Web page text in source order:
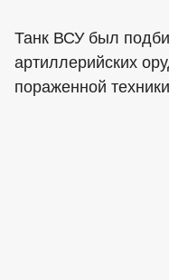
Танк ВСУ был
артиллерийских
пораженной